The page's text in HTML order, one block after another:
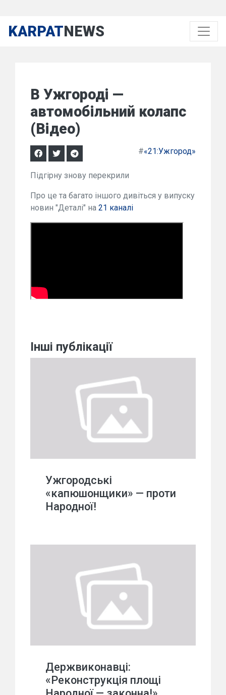
KARPATNEWS
В Ужгороді —
автомобільний колапс
(Відео)
#«21:Ужгород»
Підгірну знову перекрили
Про це та багато іншого дивіться у випуску
новин "Деталі" на 21 каналі
Інші публікації
Ужгородські
«капюшонщики» — проти
Народної!
Держвиконавці:
«Реконструкція площі